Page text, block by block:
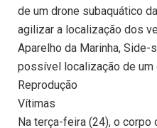
de um drone subaquático
agilizar a localização dos
Aparelho da Marinha, Side-
possível localização de um
Reprodução
Vítimas
Na terça-feira (24), o corpo